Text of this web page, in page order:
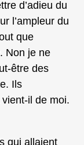
d’adieu du
l’ampleur du
que
Non je ne
être des
Ils
il de moi.
qui allaient